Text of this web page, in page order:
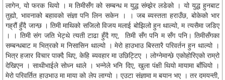
लागेन, यो फरक थियो । म तिमीसँग को सम्बन्ध म युद्ध संम्झेर लडेको । यो युद्ध हुनबाट
तुह्यो, भावनाको बहावको संज्ञा पनि लिन सकेन । । जब ब्यस्तता हराउँछ, बोकेको भार
गह्रौं हुँदै जान्छ । तिमी माथिको सजिलो विजय मलाई बोझिलो हुन थाल्यो, म त्यसैमा जडिए
। । तिमी संग जति भेट्थे त्यती टाढा हुँदै गए, तिमी सँग पनि म सँग पनि। तिमीसँगका
सम्बन्धबाट म भित्रको म निसासिन थाल्यो । मेरो हाउभाउ बिस्तारै परिवर्तन हुन थाल्यो ।
भित्र हजार विचार पाक्दै थिए, केहि ब्यवहार मा उछिट्टिए । लोग्नेमान्छे एकोहोरिएको राम्रो
देखिएन । साथीभाईले सोध्न थाले । भन्नेले भनि दिए, खुला पंक्षी थियो मायामा बाँधियो ।
मेरो परिवर्तित हाउभाउ मा माया को लेप लाग्यो । एउटा संज्ञामा म बयान भए । तर दमयन्ती,